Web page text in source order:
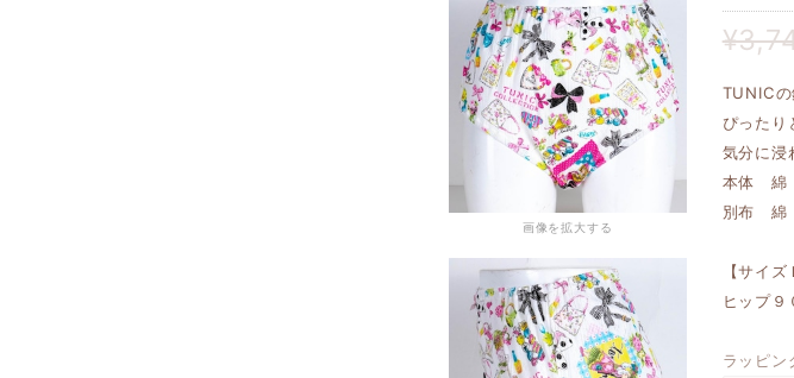
画像を拡大する
TUNIC
ぴったり
気分に浸
本体 綿
別布 綿
【サイズ
ヒップ９
ラッピン